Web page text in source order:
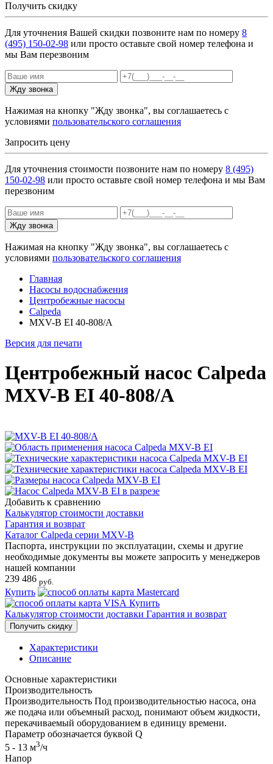
Получить скидку
Для уточнения Вашей скидки позвоните нам по номеру 8
(495) 150-02-98 или просто оставьте свой номер телефона и
мы Вам перезвоним
Жду звонка
Нажимая на кнопку "Жду звонка", вы соглашаетесь с
условиями пользовательского соглашения
Запросить цену
Для уточнения стоимости позвоните нам по номеру 8 (495)
150-02-98 или просто оставьте свой номер телефона и мы Вам
перезвоним
Жду звонка
Нажимая на кнопку "Жду звонка", вы соглашаетесь с
условиями пользовательского соглашения
Главная
Насосы водоснабжения
Центробежные насосы
Calpeda
MXV-B EI 40-808/A
Версия для печати
Центробежный насос Calpeda
MXV-B EI 40-808/A
Добавить к сравнению
Калькулятор стоимости доставки
Гарантия и возврат
Каталог Calpeda серии MXV-B
Паспорта, инструкции по эксплуатации, схемы и другие
необходимые документы вы можете запросить у менеджеров
нашей компании
239​ 486 руб.
Купить
Купить
Калькулятор стоимости доставки Гарантия и возврат
Получить скидку
Характеристики
Описание
Основные характеристики
Производительность
Производительность Под производительностью насоса, она
же подача или объемный расход, понимают объем жидкости,
перекачиваемый оборудованием в единицу времени.
Параметр обозначается буквой Q
5 - 13 м3/ч
Напор